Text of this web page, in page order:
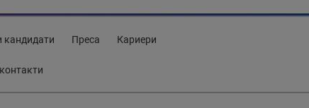
кандидати Преса Кариери